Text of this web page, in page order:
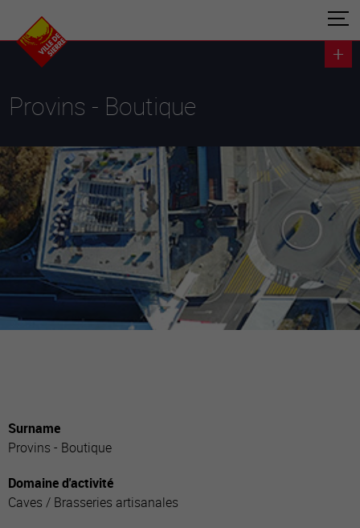
Provins - Boutique
Surname
Provins - Boutique
Domaine d'activité
Caves / Brasseries artisanales